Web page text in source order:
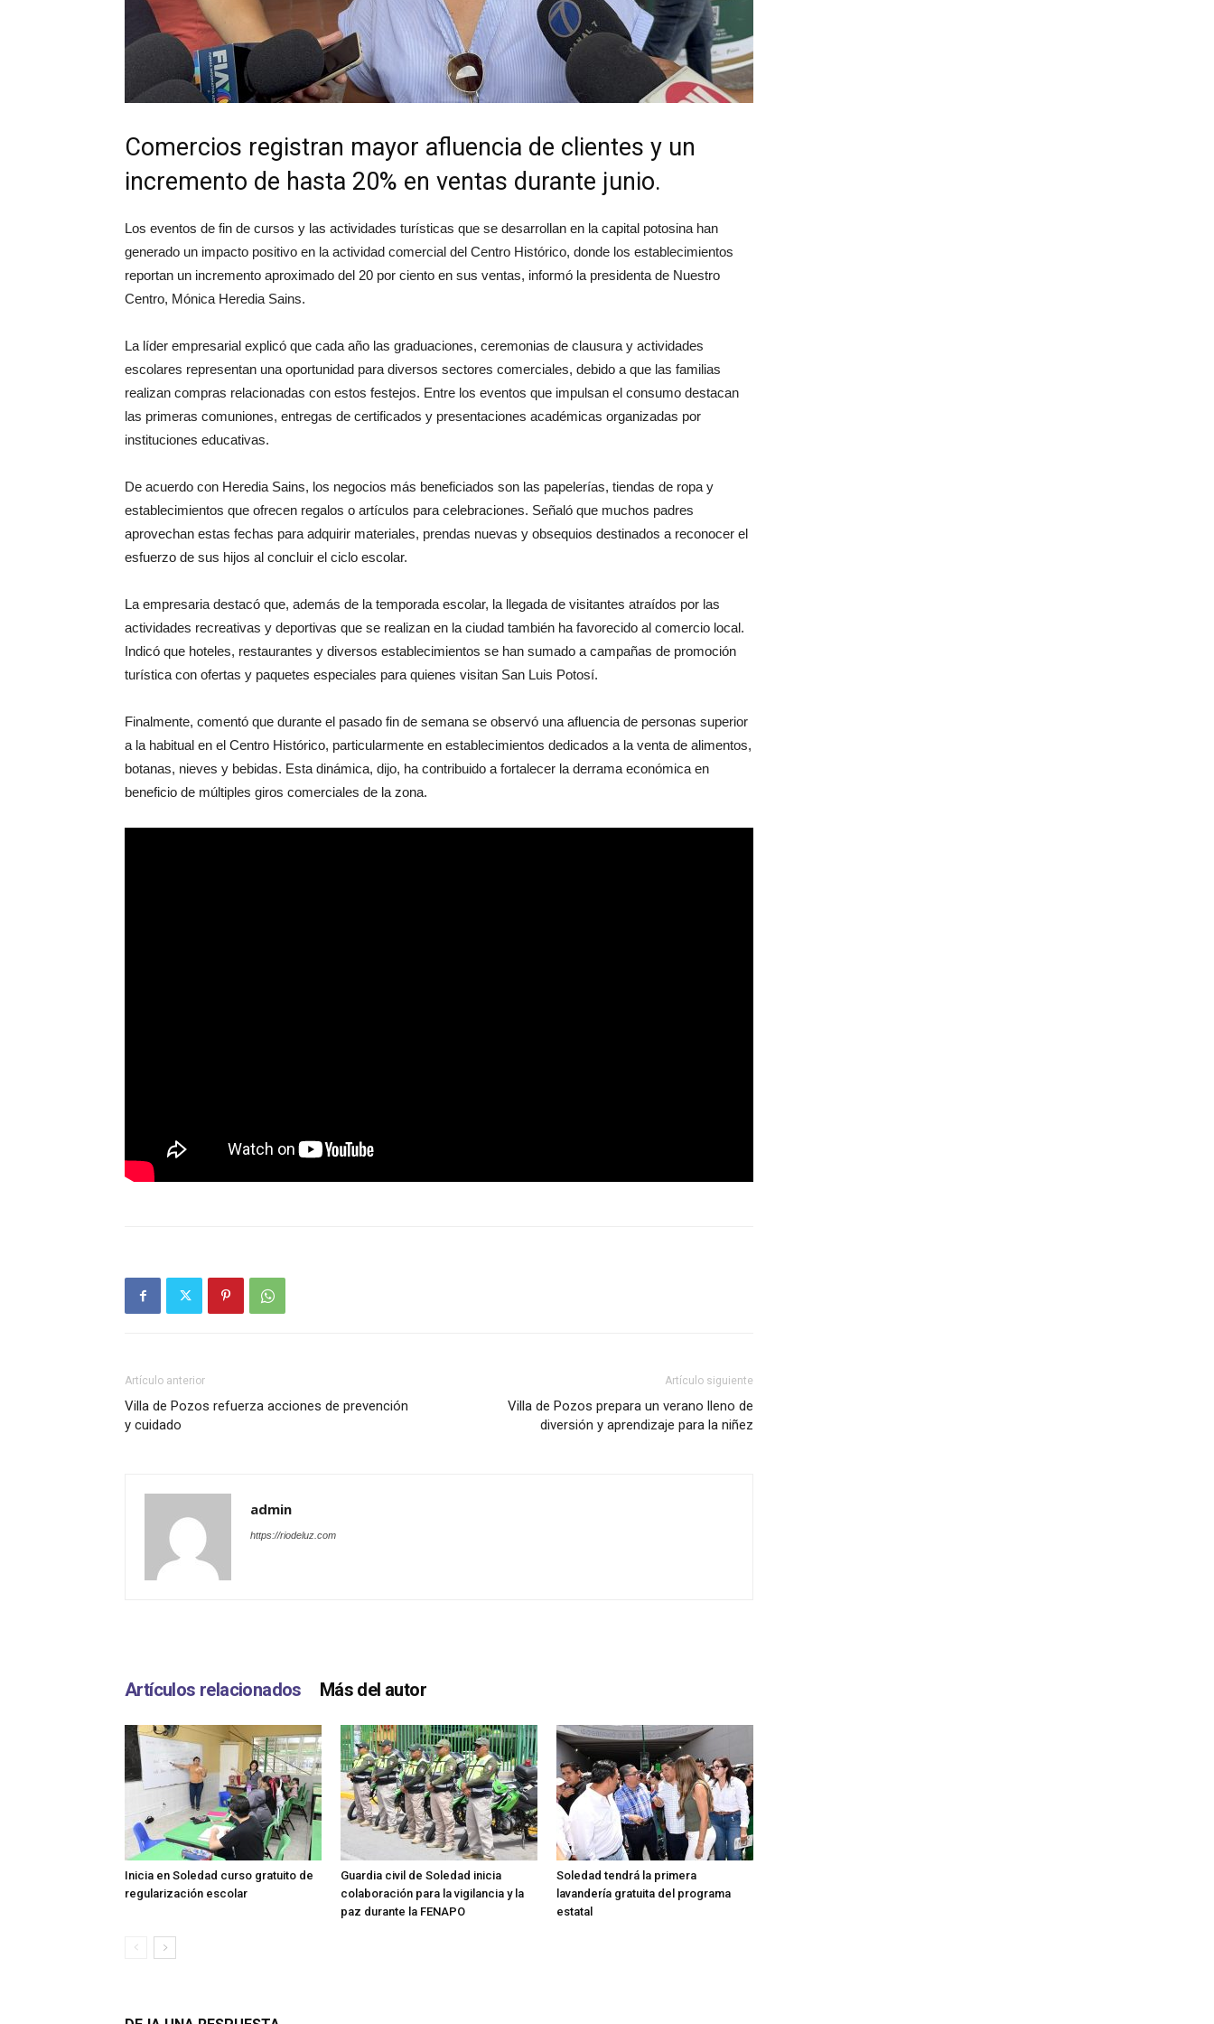
Comercios registran mayor afluencia de clientes y un
incremento de hasta 20% en ventas durante junio.
Los eventos de fin de cursos y las actividades turísticas que se desarrollan en la capital potosina han
generado un impacto positivo en la actividad comercial del Centro Histórico, donde los establecimientos
reportan un incremento aproximado del 20 por ciento en sus ventas, informó la presidenta de Nuestro
Centro, Mónica Heredia Sains.
La líder empresarial explicó que cada año las graduaciones, ceremonias de clausura y actividades
escolares representan una oportunidad para diversos sectores comerciales, debido a que las familias
realizan compras relacionadas con estos festejos. Entre los eventos que impulsan el consumo destacan
las primeras comuniones, entregas de certificados y presentaciones académicas organizadas por
instituciones educativas.
De acuerdo con Heredia Sains, los negocios más beneficiados son las papelerías, tiendas de ropa y
establecimientos que ofrecen regalos o artículos para celebraciones. Señaló que muchos padres
aprovechan estas fechas para adquirir materiales, prendas nuevas y obsequios destinados a reconocer el
esfuerzo de sus hijos al concluir el ciclo escolar.
La empresaria destacó que, además de la temporada escolar, la llegada de visitantes atraídos por las
actividades recreativas y deportivas que se realizan en la ciudad también ha favorecido al comercio local.
Indicó que hoteles, restaurantes y diversos establecimientos se han sumado a campañas de promoción
turística con ofertas y paquetes especiales para quienes visitan San Luis Potosí.
Finalmente, comentó que durante el pasado fin de semana se observó una afluencia de personas superior
a la habitual en el Centro Histórico, particularmente en establecimientos dedicados a la venta de alimentos,
botanas, nieves y bebidas. Esta dinámica, dijo, ha contribuido a fortalecer la derrama económica en
beneficio de múltiples giros comerciales de la zona.
Artículo anterior
Villa de Pozos refuerza acciones de prevención
y cuidado
Artículo siguiente
Villa de Pozos prepara un verano lleno de
diversión y aprendizaje para la niñez
admin
https://riodeluz.com
Artículos relacionados Más del autor
Inicia en Soledad curso gratuito de
regularización escolar
Guardia civil de Soledad inicia
colaboración para la vigilancia y la
paz durante la FENAPO
Soledad tendrá la primera
lavandería gratuita del programa
estatal